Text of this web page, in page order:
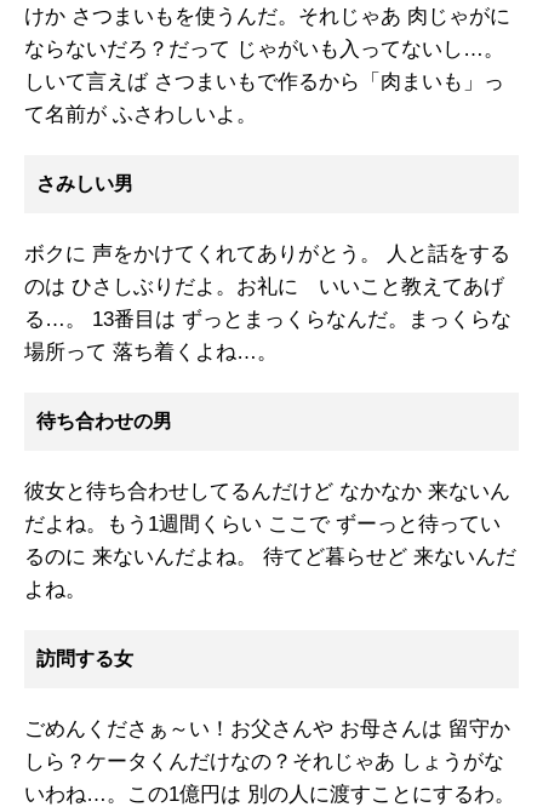
けか さつまいもを使うんだ。それじゃあ 肉じゃがに
ならないだろ？だって じゃがいも入ってないし…。
しいて言えば さつまいもで作るから「肉まいも」っ
て名前が ふさわしいよ。
さみしい男
ボクに 声をかけてくれてありがとう。 人と話をする
のは ひさしぶりだよ。お礼に いいこと教えてあげ
る…。 13番目は ずっとまっくらなんだ。まっくらな
場所って 落ち着くよね…。
待ち合わせの男
彼女と待ち合わせしてるんだけど なかなか 来ないん
だよね。もう1週間くらい ここで ずーっと待ってい
るのに 来ないんだよね。 待てど暮らせど 来ないんだ
よね。
訪問する女
ごめんくださぁ～い！お父さんや お母さんは 留守か
しら？ケータくんだけなの？それじゃあ しょうがな
いわね…。この1億円は 別の人に渡すことにするわ。